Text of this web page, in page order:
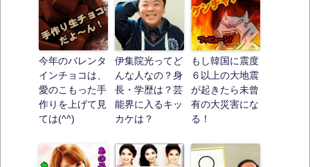
今年のバレンタ
インチョコは、
愛のこもった手
作りを上げて見
ては(^^)
伊集院光ってど
んな人なの？身
長・学歴は？芸
能界に入るキッ
カケは？
もし韓国に震度
６以上の大地震
が起きたら未曾
有の大災害にな
る！